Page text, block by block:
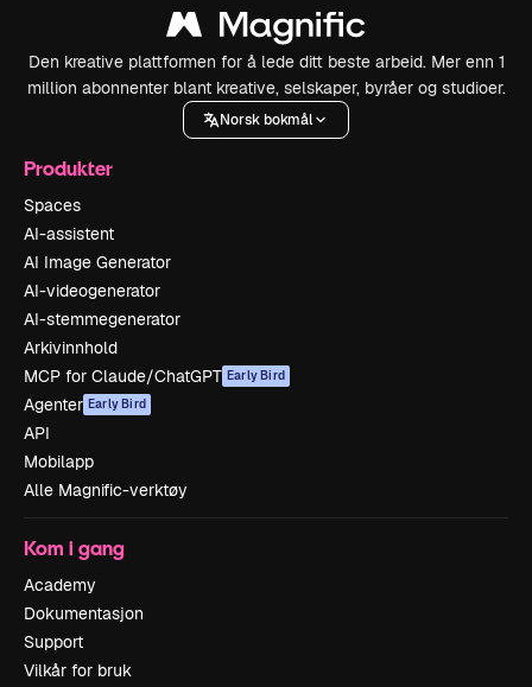
Den kreative plattformen for å lede ditt beste arbeid. Mer enn 1
million abonnenter blant kreative, selskaper, byråer og studioer.
Norsk bokmål
Produkter
Spaces
AI-assistent
AI Image Generator
AI-videogenerator
AI-stemmegenerator
Arkivinnhold
MCP for Claude/ChatGPT Early Bird
Agenter Early Bird
API
Mobilapp
Alle Magnific-verktøy
Kom i gang
Academy
Dokumentasjon
Support
Vilkår for bruk